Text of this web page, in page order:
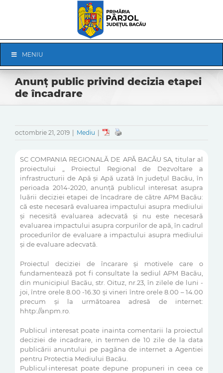
Navigation
MENIU
Anunț public privind decizia etapei
de încadrare
octombrie 21, 2019 Mediu
SC COMPANIA REGIONALĂ DE APĂ BACĂU SA, titular al
proiectului „ Proiectul Regional de Dezvoltare a
infrastructurii de Apă și Apă uzată în județul Bacău, în
perioada 2014-2020, anunță publicul interesat asupra
luării deciziei etapei de încadrare de către APM Bacău:
că este necesară evaluarea impactului asupra mediului
și necesită evaluarea adecvată și nu este necesară
evaluarea impactului asupra corpurilor de apă, în cadrul
procedurilor de evaluare a impactului asupra mediului
și de evaluare adecvată.
Proiectul deciziei de încarare și motivele care o
fundamentează pot fi consultate la sediul APM Bacău,
din municipiul Bacău, str. Oituz, nr.23, în zilele de luni -
joi, între orele 8.00 -16.30 și vineri între orele 8.00 – 14.00
precum și la următoarea adresă de internet:
hhtp://anpm.ro.
Publicul interesat poate inainta comentarii la proiectul
deciziei de incadrare, in termen de 10 zile de la data
publicării anuntului pe pagăna de internet a Agentiei
pentru Protectia Mediului Bacău.
Publicul·interesat poate depune propuneri in ceea ce